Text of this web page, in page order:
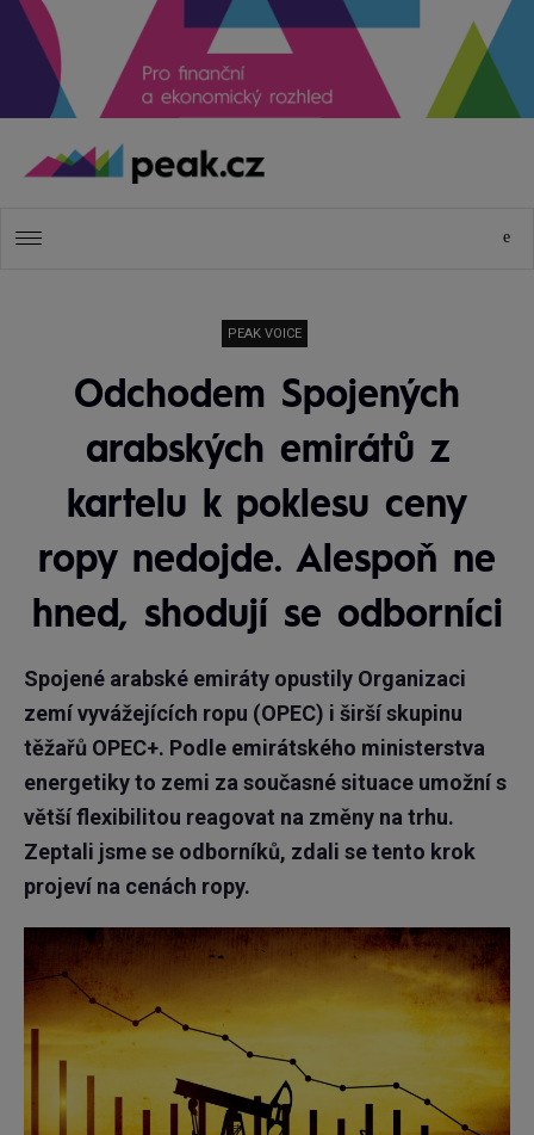
PEAK VOICE
Odchodem Spojených
arabských emirátů z
kartelu k poklesu ceny
ropy nedojde. Alespoň ne
hned, shodují se odborníci
Spojené arabské emiráty opustily Organizaci
zemí vyvážejících ropu (OPEC) i širší skupinu
těžařů OPEC+. Podle emirátského ministerstva
energetiky to zemi za současné situace umožní s
větší flexibilitou reagovat na změny na trhu.
Zeptali jsme se odborníků, zdali se tento krok
projeví na cenách ropy.